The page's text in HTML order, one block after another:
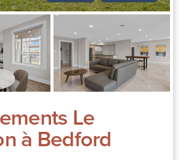
Le
à Bedford